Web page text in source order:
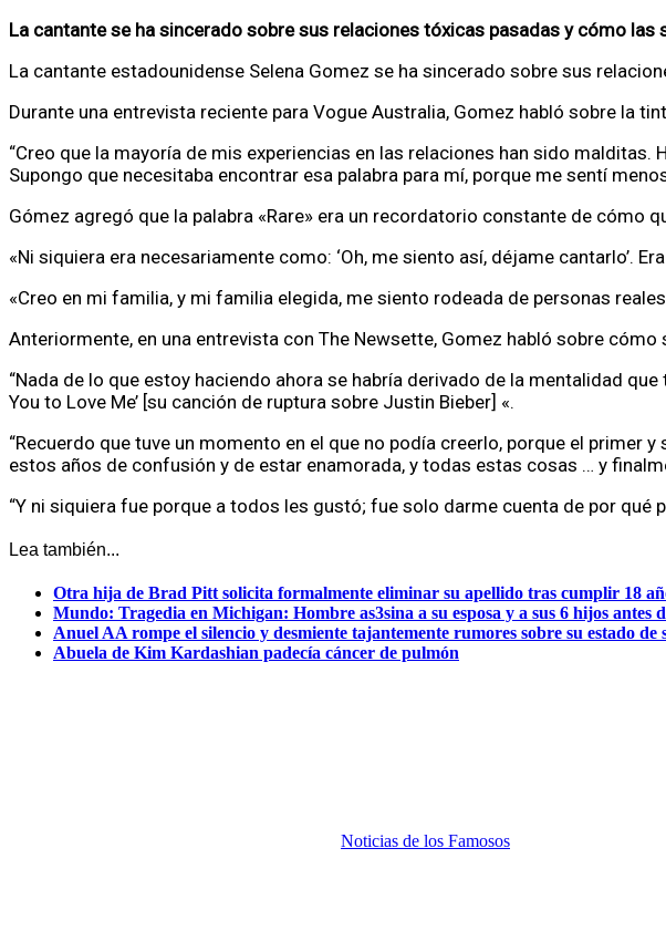
La cantante se ha sincerado sobre sus relaciones tóxicas pasadas y cómo las
La cantante estadounidense Selena Gomez se ha sincerado sobre sus
Durante una entrevista reciente para Vogue Australia, Gomez habló sobre la
“Creo que la mayoría de mis experiencias en las relaciones han sido
Supongo que necesitaba encontrar esa palabra para mí, porque me sentí
Gómez agregó que la palabra «Rare» era un recordatorio constante de cómo
«Ni siquiera era necesariamente como: ‘Oh, me siento así, déjame cantarlo’.
«Creo en mi familia, y mi familia elegida, me siento rodeada de personas
Anteriormente, en una entrevista con The Newsette, Gomez habló sobre
“Nada de lo que estoy haciendo ahora se habría derivado de la mentalidad
You to Love Me’ [su canción de ruptura sobre Justin Bieber] «.
“Recuerdo que tuve un momento en el que no podía creerlo, porque el primer
estos años de confusión y de estar enamorada, y todas estas cosas … y
“Y ni siquiera fue porque a todos les gustó; fue solo darme cuenta de por qué
Lea también...
Otra hija de Brad Pitt solicita formalmente eliminar su apellido tras cumplir 18
Mundo: Tragedia en Michigan: Hombre as3sina a su esposa y a sus 6 hijos antes
Anuel AA rompe el silencio y desmiente tajantemente rumores sobre su estado de
Abuela de Kim Kardashian padecía cáncer de pulmón
Noticias de los Famosos